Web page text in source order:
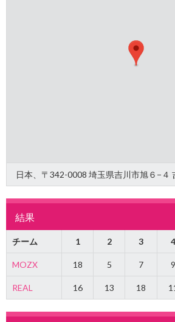
日本、〒342-0008 埼玉県吉川市旭６−４
結果
チーム 1 2 3 4
MOZX 18 5 7 9
REAL 16 13 18